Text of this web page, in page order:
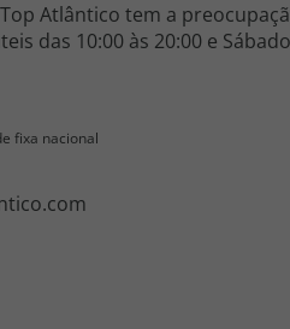
Atlântico tem a
das 10:00 às 20:00 e
fixa nacional